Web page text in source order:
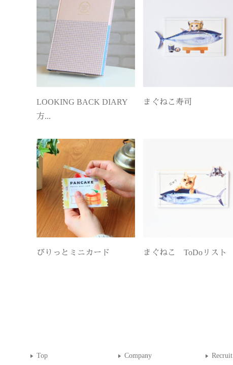
LOOKING BACK DIARY
方...
まぐねこ寿司
びりっとミニカード まぐねこ ToDoリスト
Top Company Recruit